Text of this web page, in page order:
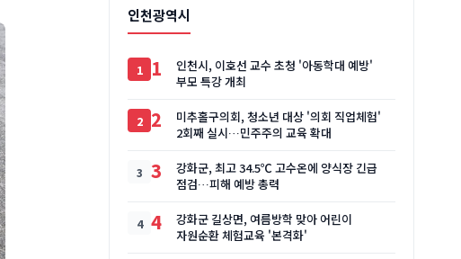
인천광역시
1
인천시, 이호선 교수 초청 '아동학대 예방'
부모 특강 개최
2
미추홀구의회, 청소년 대상 '의회 직업체험'
2회째 실시…민주주의 교육 확대
3
강화군, 최고 34.5℃ 고수온에 양식장 긴급
점검…피해 예방 총력
4
강화군 길상면, 여름방학 맞아 어린이
자원순환 체험교육 '본격화'